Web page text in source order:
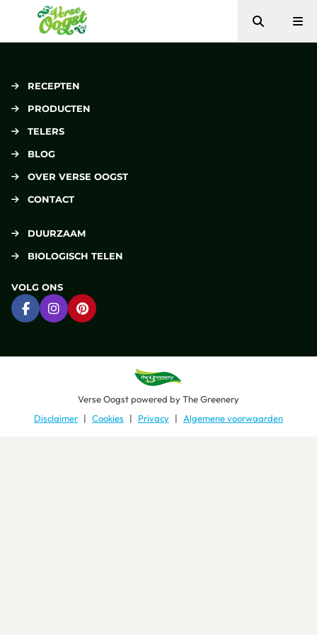
Verse Oogst
Zoeken
RECEPTEN
PRODUCTEN
TELERS
BLOG
OVER VERSE OOGST
CONTACT
DUURZAAM
BIOLOGISCH TELEN
VOLG ONS
Ga naar Facebook
Ga naar Instagram
Ga naar Pinterest
Verse Oogstpowered byThe Greenery
Disclaimer
Cookies Privacy Algemene voorwaarden